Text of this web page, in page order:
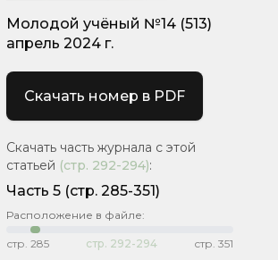
Молодой учёный №14 (513)
апрель 2024 г.
Скачать номер в PDF
Скачать часть журнала с этой
статьей (стр. 292-294):
Часть 5 (стр. 285-351)
Расположение в файле:
стр. 285 стр. 292-294 стр. 351